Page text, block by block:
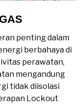
penting dalam
berbahaya di
perawatan,
mengandung
tidak diisolasi
Lockout